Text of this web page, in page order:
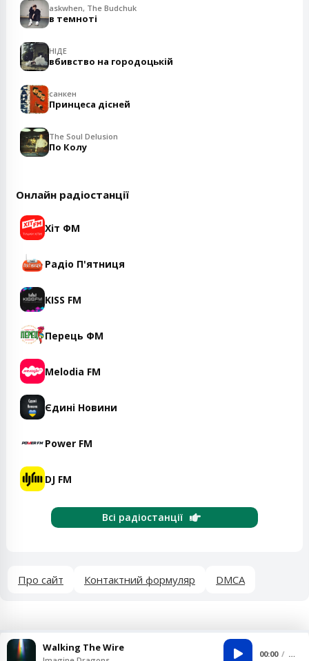
askwhen, The Budchuk
в темноті
НІДЕ
вбивство на городоцькій
санкен
Принцеса дісней
The Soul Delusion
По Колу
Онлайн радіостанції
Хіт ФМ
Радіо П'ятниця
KISS FM
Перець ФМ
Melodia FM
Єдині Новини
Power FM
DJ FM
Всі радіостанції
Про сайт Контактний формуляр DMCA
Walking The Wire 00:00 …